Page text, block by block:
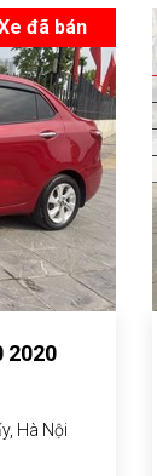
đã bán
2020
Hà Nội